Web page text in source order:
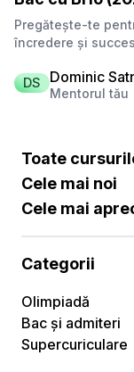
Toate
Cele mai noi
Cele mai
Categorii
Olimpiadă
Bac și admiteri
Supercuriculare
Pregătește-te
încredere și
DS Dominic
Mentorul tău